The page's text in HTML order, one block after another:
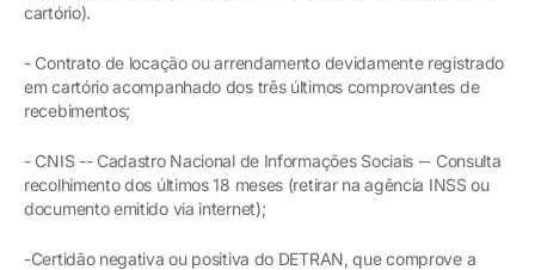
cartório).
- Contrato de locação ou arrendamento devidamente registrado
em cartório acompanhado dos três últimos comprovantes de
recebimentos;
- CNIS -- Cadastro Nacional de Informações Sociais -- Consulta
recolhimento dos últimos 18 meses (retirar na agência INSS ou
documento emitido via internet);
-Certidão negativa ou positiva do DETRAN, que comprove a